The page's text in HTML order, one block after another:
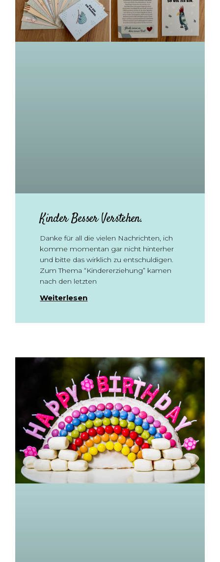
Kinder Besser Verstehen.
Danke für all die vielen Nachrichten, ich
komme momentan gar nicht hinterher
und bitte das wirklich zu entschuldigen.
Zum Thema “Kindererziehung” kamen
nach den letzten
Weiterlesen